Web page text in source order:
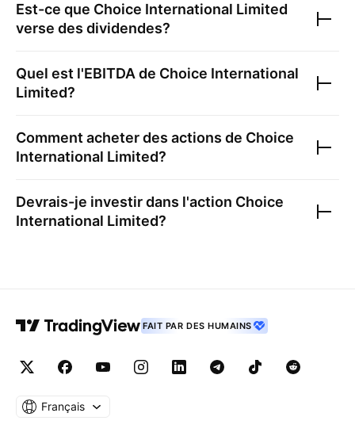
Est-ce que Choice International Limited
verse des dividendes?
Quel est l'EBITDA de Choice International
Limited?
Comment acheter des actions de Choice
International Limited?
Devrais-je investir dans l'action Choice
International Limited?
FAIT PAR DES HUMAINS
Français